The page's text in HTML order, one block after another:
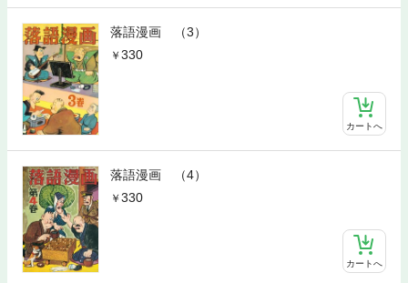
落語漫画 （3）
330
カートへ
落語漫画 （4）
330
カートへ